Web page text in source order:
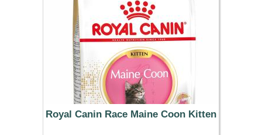
Royal Canin Race Maine Coon Kitten